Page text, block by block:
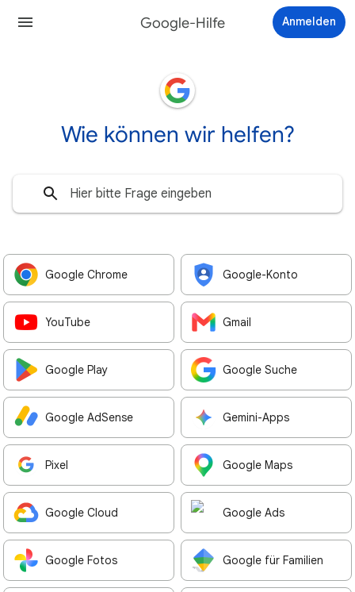
Google-Hilfe Anmelden
Wie können wir helfen?
Google Chrome Google-Konto
YouTube Gmail
Google Play Google Suche
Google AdSense Gemini-Apps
Pixel Google Maps
Google Cloud Google Ads
Google Fotos Google für Familien